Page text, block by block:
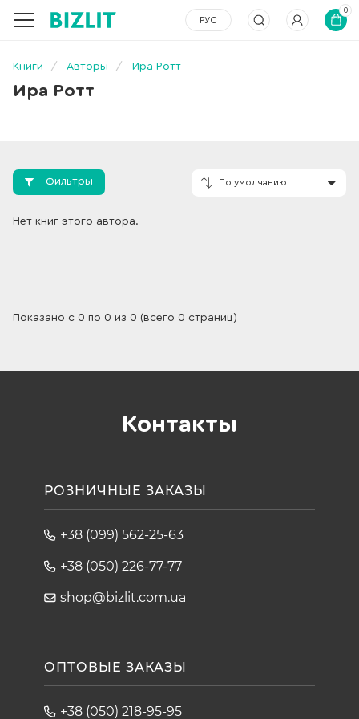
РУС
0
Книги Авторы Ира Ротт
Ира Ротт
Фильтры
Нет книг этого автора.
Показано с 0 по 0 из 0 (всего 0 страниц)
Контакты
РОЗНИЧНЫЕ ЗАКАЗЫ
+38 (099) 562-25-63
+38 (050) 226-77-77
shop@bizlit.com.ua
ОПТОВЫЕ ЗАКАЗЫ
+38 (050) 218-95-95